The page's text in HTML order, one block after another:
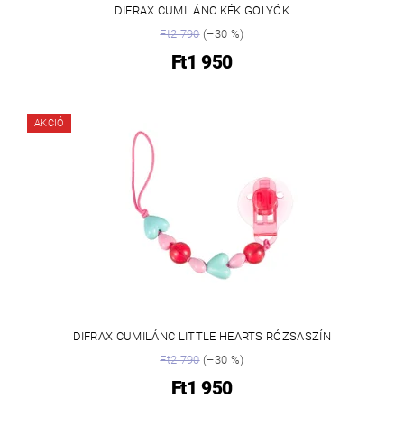
DIFRAX CUMILÁNC KÉK GOLYÓK
Ft2 790(–30 %)
Ft1 950
AKCIÓ
DIFRAX CUMILÁNC LITTLE HEARTS RÓZSASZÍN
Ft2 790(–30 %)
Ft1 950